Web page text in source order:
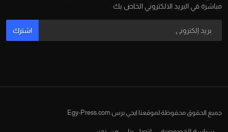
مباشرة في البريد الالكتروني الخاص بك
اشترك
جميع الحقوق محفوظة لموقعنا ايجي برس Egy-Press.com